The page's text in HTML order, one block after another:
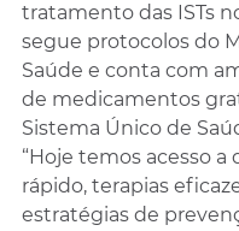
tratamento das ISTs
segue protocolos do
Saúde e conta com
de medicamentos
Sistema Único de
“Hoje temos acesso a
rápido, terapias
estratégias de